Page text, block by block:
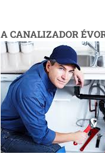
A CANALIZADOR